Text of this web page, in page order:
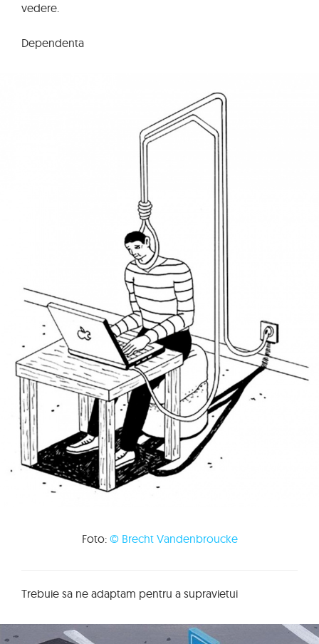
vedere.
Dependenta
Foto: © Brecht Vandenbroucke
Trebuie sa ne adaptam pentru a supravietui